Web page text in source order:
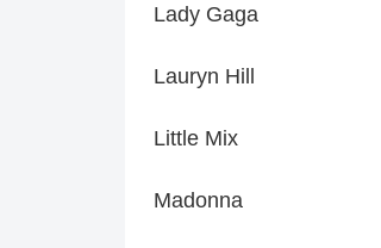
Lady Gaga
Lauryn Hill
Little Mix
Madonna